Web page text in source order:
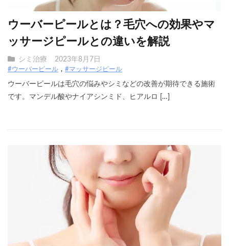
ウーバーピールとは？毛穴への効果やマ
ッサージピールとの違いを解説
シミ治療 2023年8月7日
#ウーバーピール #マッサージピール
ウーバーピールは毛穴の悩みやシミなどの改善が期待できる施術
です。マンデル酸やナイアシンミド、ヒアルロ […]